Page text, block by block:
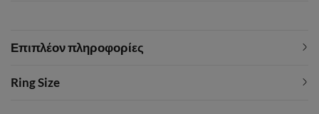
Επιπλέον πληροφορίες
Ring Size